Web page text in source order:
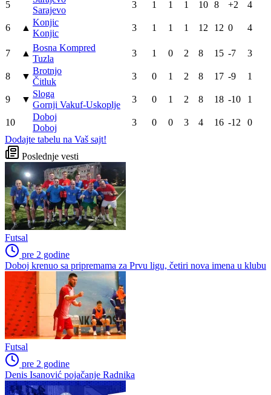
5
Sarajevo
3 1 1 1 10 8 +2 4
6 ▲
Konjic
Konjic
3 1 1 1 12 12 0 4
7 ▲
Bosna Kompred
Tuzla
3 1 0 2 8 15 -7 3
8 ▼
Brotnjo
Čitluk
3 0 1 2 8 17 -9 1
9 ▼
Sloga
Gornji Vakuf-Uskoplje
3 0 1 2 8 18 -10 1
10
Doboj
Doboj
3 0 0 3 4 16 -12
0
Dodajte tabelu na Vaš sajt!
Poslednje vesti
Futsal
pre 2 godine
Doboj krenuo sa pripremama za Prvu ligu, četiri nova imena u klubu
Futsal
pre 2 godine
Denis Isanović pojačanje Radnika